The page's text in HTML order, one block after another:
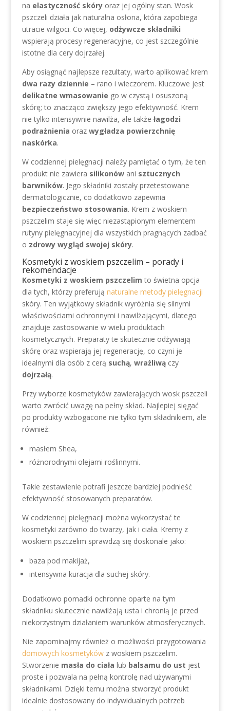
na elastyczność skóryoraz jej ogólny stan. Wosk
pszczeli działa jak naturalna osłona, która zapobiega
utracie wilgoci. Co więcej, odżywcze składniki
wspierają procesy regeneracyjne, co jest szczególnie
istotne dla cery dojrzałej.
Aby osiągnąć najlepsze rezultaty, warto aplikować krem
dwa razy dziennie – rano i wieczorem. Kluczowe jest
delikatne wmasowanie go w czystą i osuszoną
skórę; to znacząco zwiększy jego efektywność. Krem
nie tylko intensywnie nawilża, ale także łagodzi
podrażnienia oraz wygładza powierzchnię
naskórka.
W codziennej pielęgnacji należy pamiętać o tym, że ten
produkt nie zawiera silikonówani sztucznych
barwników. Jego składniki zostały przetestowane
dermatologicznie, co dodatkowo zapewnia
bezpieczeństwo stosowania. Krem z woskiem
pszczelim staje się więc niezastąpionym elementem
rutyny pielęgnacyjnej dla wszystkich pragnących zadbać
o zdrowy wygląd swojej skóry.
Kosmetyki z woskiem pszczelim – porady i
rekomendacje
Kosmetyki z woskiem pszczelim to świetna opcja
dla tych, którzy preferują naturalne metody pielęgnacji
skóry. Ten wyjątkowy składnik wyróżnia się silnymi
właściwościami ochronnymi i nawilżającymi, dlatego
znajduje zastosowanie w wielu produktach
kosmetycznych. Preparaty te skutecznie odżywiają
skórę oraz wspierają jej regenerację, co czyni je
idealnymi dla osób z cerą suchą, wrażliwączy
dojrzałą.
Przy wyborze kosmetyków zawierających wosk pszczeli
warto zwrócić uwagę na pełny skład. Najlepiej sięgać
po produkty wzbogacone nie tylko tym składnikiem, ale
również:
masłem Shea,
różnorodnymi olejami roślinnymi.
Takie zestawienie potrafi jeszcze bardziej podnieść
efektywność stosowanych preparatów.
W codziennej pielęgnacji można wykorzystać te
kosmetyki zarówno do twarzy, jak i ciała. Kremy z
woskiem pszczelim sprawdzą się doskonale jako:
baza pod makijaż,
intensywna kuracja dla suchej skóry.
Dodatkowo pomadki ochronne oparte na tym
składniku skutecznie nawilżają usta i chronią je przed
niekorzystnym działaniem warunków atmosferycznych.
Nie zapominajmy również o możliwości przygotowania
domowych kosmetykówz woskiem pszczelim.
Stworzenie masła do ciała lub balsamu do ust jest
proste i pozwala na pełną kontrolę nad używanymi
składnikami. Dzięki temu można stworzyć produkt
idealnie dostosowany do indywidualnych potrzeb